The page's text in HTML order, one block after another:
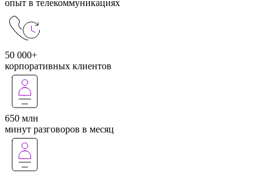
опыт в телекоммуникациях
50 000+
корпоративных клиентов
650 млн
минут разговоров в месяц